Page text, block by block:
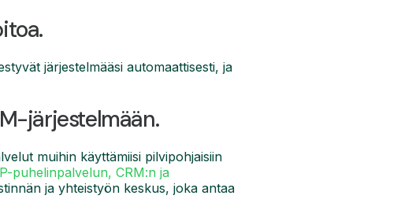
järjestelmääsi automaattisesti, ja
järjestelmään.
muihin käyttämiisi pilvipohjaisiin
puhelinpalvelun, CRM:n ja
ja yhteistyön keskus, joka antaa